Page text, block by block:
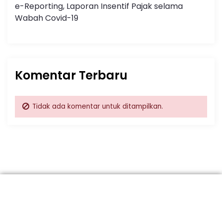
e-Reporting, Laporan Insentif Pajak selama
Wabah Covid-19
Komentar Terbaru
Tidak ada komentar untuk ditampilkan.